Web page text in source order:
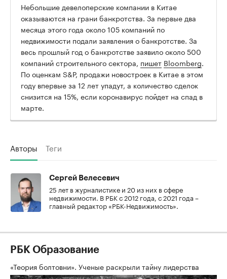
Небольшие девелоперские компании в Китае
оказываются на грани банкротства. За первые два
месяца этого года около 105 компаний по
недвижимости подали заявления о банкротстве. За
весь прошлый год о банкротстве заявило около 500
компаний строительного сектора, пишет Bloomberg.
По оценкам S&P, продажи новостроек в Китае в этом
году впервые за 12 лет упадут, а количество сделок
снизится на 15%, если коронавирус пойдет на спад в
марте.
Авторы Теги
Сергей Велесевич
25 лет в журналистике и 20 из них в сфере
недвижимости. В РБК с 2012 года, с 2021 года –
главный редактор «РБК-Недвижимость».
РБК Образование
«Теория болтовни». Ученые раскрыли тайну лидерства